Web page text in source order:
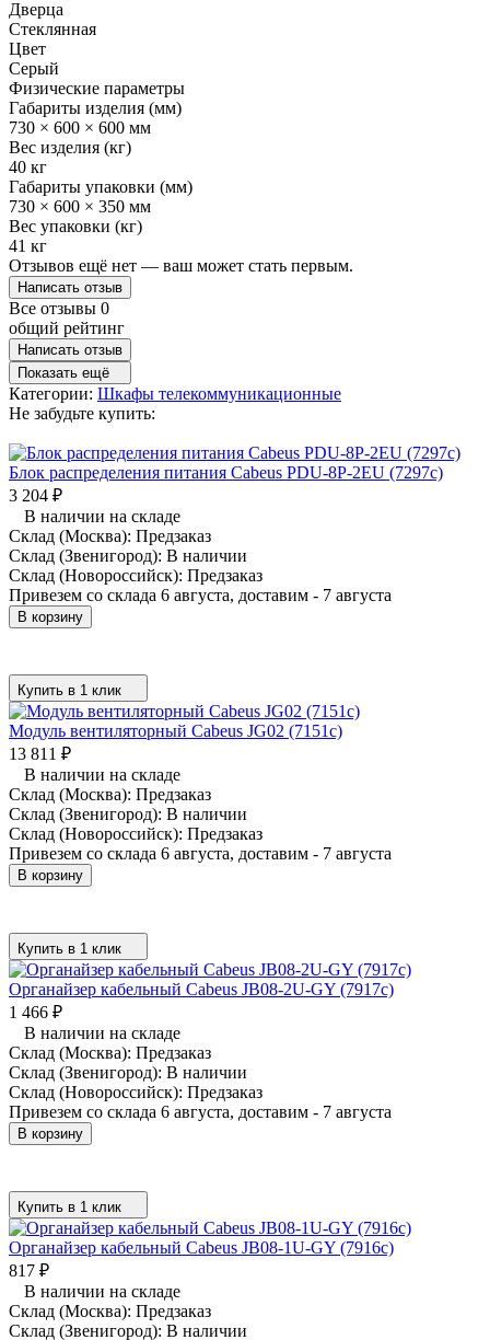
Дверца
Стеклянная
Цвет
Серый
Физические параметры
Габариты изделия (мм)
730 × 600 × 600 мм
Вес изделия (кг)
40 кг
Габариты упаковки (мм)
730 × 600 × 350 мм
Вес упаковки (кг)
41 кг
Отзывов ещё нет — ваш может стать первым.
Написать отзыв
Все отзывы 0
общий рейтинг
Написать отзыв
Показать ещё
Категории: Шкафы телекоммуникационные
Не забудьте купить:
Блок распределения питания Cabeus PDU-8P-2EU (7297c)
3 204 ₽
В наличии на складе
Склад (Москва): Предзаказ
Склад (Звенигород): В наличии
Склад (Новороссийск): Предзаказ
Привезем со склада 6 августа, доставим - 7 августа
В корзину
Купить в 1 клик
Модуль вентиляторный Cabeus JG02 (7151c)
13 811 ₽
В наличии на складе
Склад (Москва): Предзаказ
Склад (Звенигород): В наличии
Склад (Новороссийск): Предзаказ
Привезем со склада 6 августа, доставим - 7 августа
В корзину
Купить в 1 клик
Органайзер кабельный Cabeus JB08-2U-GY (7917c)
1 466 ₽
В наличии на складе
Склад (Москва): Предзаказ
Склад (Звенигород): В наличии
Склад (Новороссийск): Предзаказ
Привезем со склада 6 августа, доставим - 7 августа
В корзину
Купить в 1 клик
Органайзер кабельный Cabeus JB08-1U-GY (7916c)
817 ₽
В наличии на складе
Склад (Москва): Предзаказ
Склад (Звенигород): В наличии